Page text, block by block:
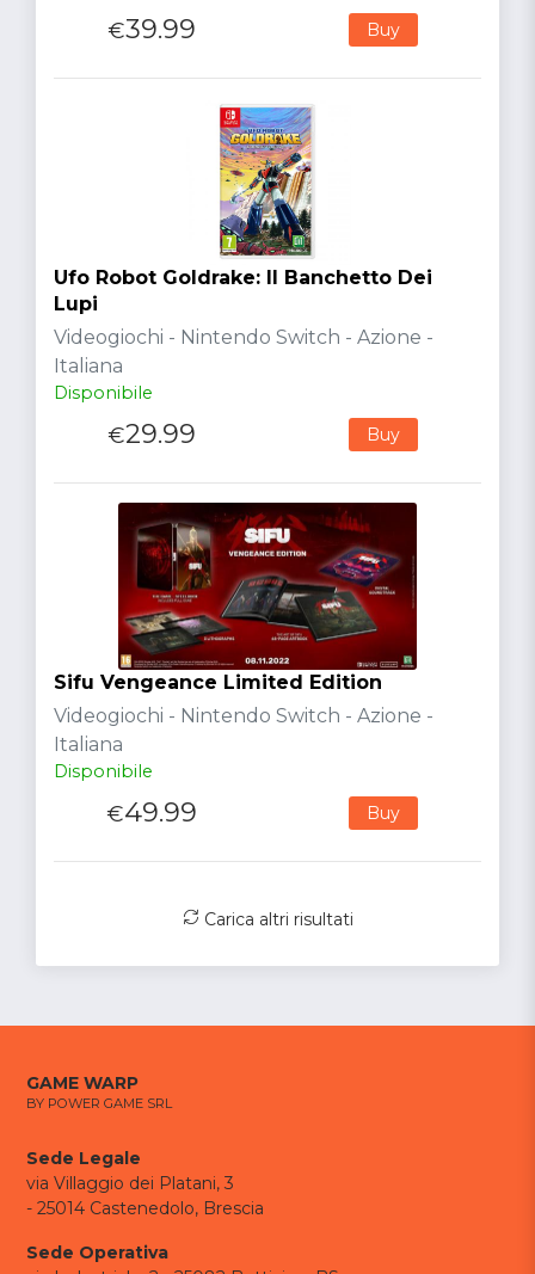
€39.99 Buy
Ufo Robot Goldrake: Il Banchetto Dei
Lupi
Videogiochi - Nintendo Switch - Azione -
Italiana
Disponibile
€29.99 Buy
Sifu Vengeance Limited Edition
Videogiochi - Nintendo Switch - Azione -
Italiana
Disponibile
€49.99 Buy
Carica altri risultati
GAME WARP
BY POWER GAME SRL
Sede Legale
via Villaggio dei Platani, 3
- 25014 Castenedolo, Brescia
Sede Operativa